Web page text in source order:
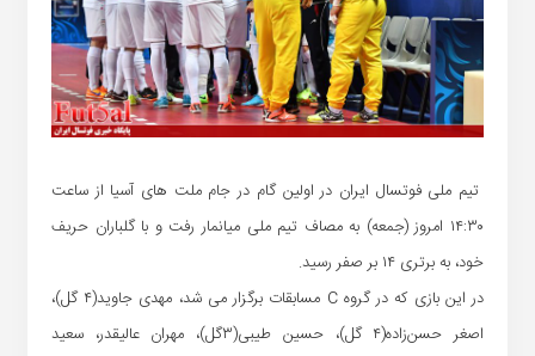
تیم ملی فوتسال ایران در اولین گام در جام ملت های آسیا از ساعت
۱۴:۳۰ امروز (جمعه) به مصاف تیم ملی میانمار رفت و با گلباران حریف
خود، به برتری ۱۴ بر صفر رسید.
در این بازی که در گروه C مسابقات برگزار می شد، مهدی جاوید(۴ گل)،
اصغر حسن‌زاده(۴ گل)، حسین طیبی(۳گل)، مهران عالیقدر، سعید